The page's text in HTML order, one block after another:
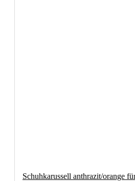
Schuhkarussell anthrazit/orange